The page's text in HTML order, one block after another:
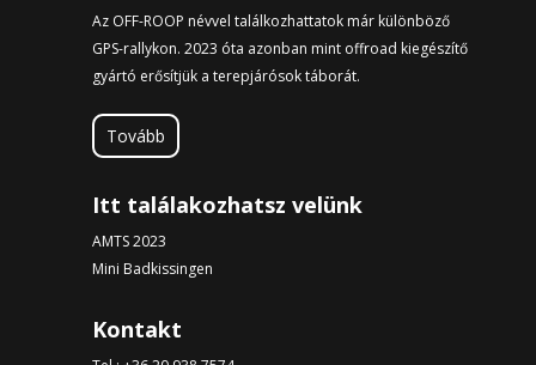
Az OFF-ROOP névvel találkozhattatok már különböző
GPS-rallykon. 2023 óta azonban mint offroad kiegészítő
gyártó erősítjük a terepjárósok táborát.
Tovább
Itt találakozhatsz velünk
AMTS 2023
Mini Badkissingen
Kontakt